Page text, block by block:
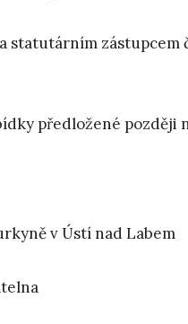
statutárním zástupcem
předložené později
v Ústí nad Labem